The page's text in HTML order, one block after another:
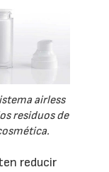
airless
residuos de
reducir